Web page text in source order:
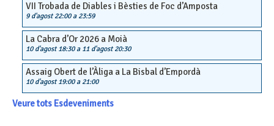
VII Trobada de Diables i Bèsties de Foc d’Amposta
9 d'agost 22:00a 23:59
La Cabra d’Or 2026 a Moià
10 d'agost 18:30a 11 d'agost 20:30
Assaig Obert de l’Àliga a La Bisbal d’Empordà
10 d'agost 19:00a 21:00
Veure tots Esdeveniments